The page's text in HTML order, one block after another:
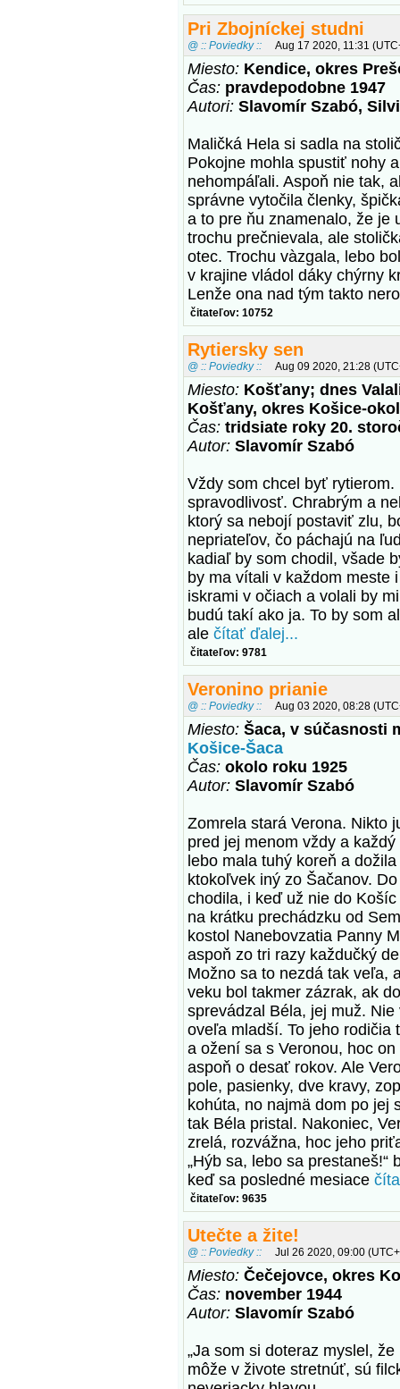
Pri Zbojníckej studni
@ :: Poviedky :: Aug 17 2020, 11:31
Miesto: Kendice, okres
Čas: pravdepodobne 1947
Autori: Slavomír Szabó,
Maličká Hela si sadla na
Pokojne mohla spustiť nohy
nehompáľali. Aspoň nie tak,
správne vytočila členky,
a to pre ňu znamenalo, že je
trochu prečnievala, ale
otec. Trochu vàzgala, lebo
v krajine vládol dáky chýrny
Lenže ona nad tým takto
čitateľov: 10752
Rytiersky sen
@ :: Poviedky :: Aug 09 2020, 21:28
Miesto: Košťany; dnes
Košťany, okres Košice-
Čas: tridsiate roky 20.
Autor: Slavomír Szabó
Vždy som chcel byť
spravodlivosť. Chrabrým a
ktorý sa nebojí postaviť zlu,
nepriateľov, čo páchajú na
kadiaľ by som chodil, všade
by ma vítali v každom meste
iskrami v očiach a volali by
budú takí ako ja. To by som
ale čítať ďalej...
čitateľov: 9781
Veronino prianie
@ :: Poviedky :: Aug 03 2020, 08:28
Miesto: Šaca, v súčasnosti
Košice-Šaca
Čas: okolo roku 1925
Autor: Slavomír Szabó
Zomrela stará Verona. Nikto
pred jej menom vždy a
lebo mala tuhý koreň a
ktokoľvek iný zo Šačanov.
chodila, i keď už nie do
na krátku prechádzku od
kostol Nanebovzatia Panny
aspoň zo tri razy každučký
Možno sa to nezdá tak veľa,
veku bol takmer zázrak, ak
sprevádzal Béla, jej muž.
oveľa mladší. To jeho rodičia
a ožení sa s Veronou, hoc
aspoň o desať rokov. Ale
pole, pasienky, dve kravy,
kohúta, no najmä dom po jej
tak Béla pristal. Nakoniec,
zrelá, rozvážna, hoc jeho
„Hýb sa, lebo sa
keď sa posledné mesiace
čitateľov: 9635
Utečte a žite!
@ :: Poviedky :: Jul 26 2020, 09:00
Miesto: Čečejovce, okres
Čas: november 1944
Autor: Slavomír Szabó
„Ja som si doteraz myslel,
môže v živote stretnúť, sú